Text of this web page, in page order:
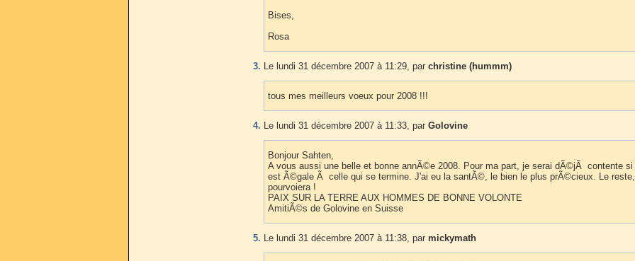
Bises,
Rosa
3. Le lundi 31 décembre 2007 à 11:29, par christine (hummm)
tous mes meilleurs voeux pour 2008 !!!
4. Le lundi 31 décembre 2007 à 11:33, par Golovine
Bonjour Sahten,
A vous aussi une belle et bonne annÃ©e 2008. Pour ma part, je serai dÃ©jÃ contente si
est Ã©gale Ã celle qui se termine. J'ai eu la santÃ©, le bien le plus prÃ©cieux. Le
pourvoiera !
PAIX SUR LA TERRE AUX HOMMES DE BONNE VOLONTE
AmitiÃ©s de Golovine en Suisse
5. Le lundi 31 décembre 2007 à 11:38, par mickymath